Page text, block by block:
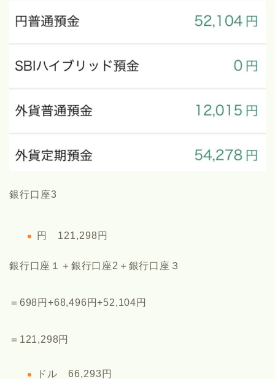
銀行口座3
円 121,298円
銀行口座１＋銀行口座2＋銀行口座３
＝698円+68,496円+52,104円
＝121,298円
ドル 66,293円